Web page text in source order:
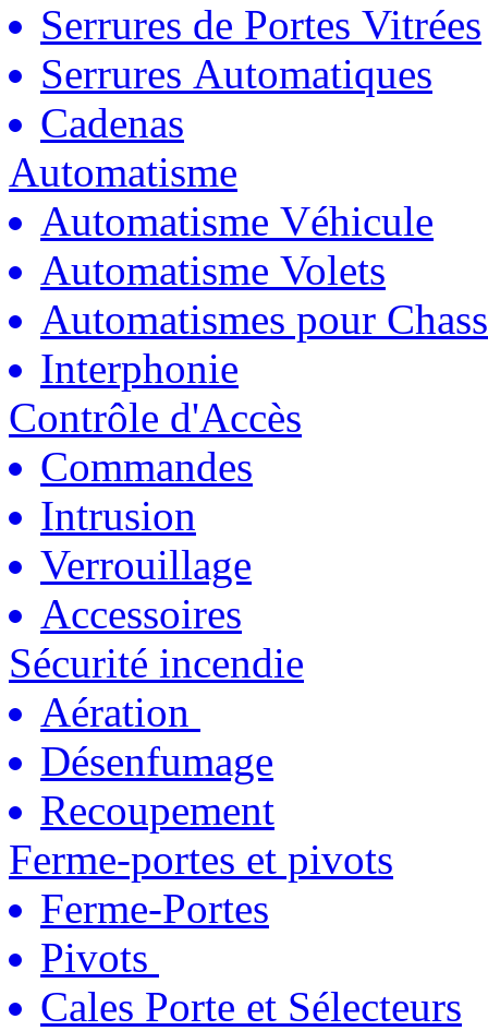
Serrures de Portes Vitrées
Serrures Automatiques
Cadenas
Automatisme
Automatisme Véhicule
Automatisme Volets
Automatismes pour
Interphonie
Contrôle d'Accès
Commandes
Intrusion
Verrouillage
Accessoires
Sécurité incendie
Aération
Désenfumage
Recoupement
Ferme-portes et pivots
Ferme-Portes
Pivots
Cales Porte et Sélecteurs